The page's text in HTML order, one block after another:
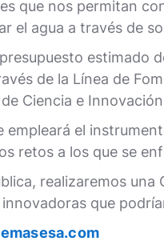
que nos permitan
el agua a través de
estimado
de la Línea de
Ciencia e
empleará el
retos a los que se
realizaremos
que